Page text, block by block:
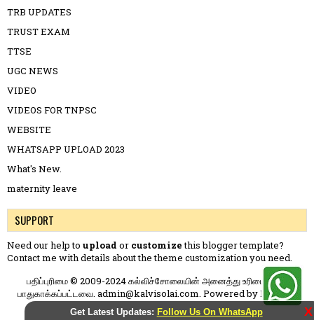
Get Latest Updates: Follow Us On WhatsApp X
TRB UPDATES
TRUST EXAM
TTSE
UGC NEWS
VIDEO
VIDEOS FOR TNPSC
WEBSITE
WHATSAPP UPLOAD 2023
What's New.
maternity leave
SUPPORT
Need our help to upload or customizethis blogger template?
Contact me with details about the theme customization you need.
பதிப்புரிமை © 2009-2024 கல்விச்சோலையின் அனைத்து உரிமைகளும்
பாதுகாக்கப்பட்டவை. admin@kalvisolai.com. Powered byBlogger.